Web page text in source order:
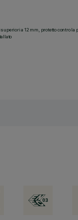
a 12 mm, protetto contro la